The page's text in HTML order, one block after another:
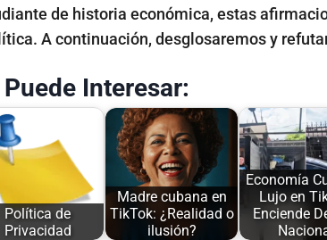
de historia económica, estas
A continuación, desglosaremos y
Puede Interesar:
Política de
Privacidad
Madre cubana en
TikTok: ¿Realidad o
ilusión?
Economía
Lujo en
Enciende